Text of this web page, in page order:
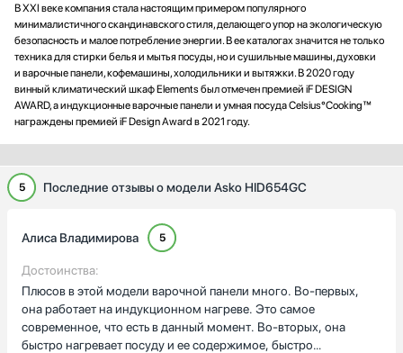
В XXI веке компания стала настоящим примером популярного
минималистичного скандинавского стиля, делающего упор на экологическую
безопасность и малое потребление энергии. В ее каталогах значится не только
техника для стирки белья и мытья посуды, но и сушильные машины, духовки
и варочные панели, кофемашины, холодильники и вытяжки. В 2020 году
винный климатический шкаф Elements был отмечен премией iF DESIGN
AWARD, а индукционные варочные панели и умная посуда Celsius°Cooking™
награждены премией iF Design Award в 2021 году.
5 Последние отзывы о модели Asko HID654GC
Алиса Владимирова 5
Достоинства:
Плюсов в этой модели варочной панели много. Во-первых,
она работает на индукционном нагреве. Это самое
современное, что есть в данный момент. Во-вторых, она
быстро нагревает посуду и ее содержимое, быстро